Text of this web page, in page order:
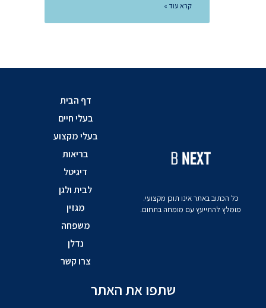
קרא עוד »
כל הכתוב באתר אינו תוכן מקצועי.
מומלץ להתייעץ עם מומחה בתחום.
דף הבית
בעלי חיים
בעלי מקצוע
בריאות
דיגיטל
לבית ולגן
מגזין
משפחה
נדלן
צרו קשר
שתפו את האתר